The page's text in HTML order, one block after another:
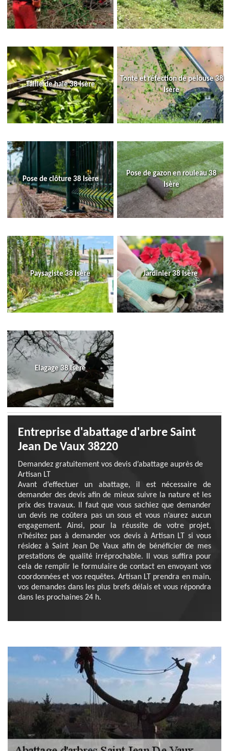
Taille de haie 38 Isère
Tonte et réfection de pelouse 38
Isère
Pose de clôture 38 Isère
Pose de gazon en rouleau 38
Isère
Paysagiste 38 Isère Jardinier 38 Isère
Elagage 38 Isère
Entreprise d'abattage d'arbre Saint
Jean De Vaux 38220
Demandez gratuitement vos devis d’abattage auprès de
Artisan LT
Avant d’effectuer un abattage, il est nécessaire de
demander des devis afin de mieux suivre la nature et les
prix des travaux. Il faut que vous sachiez que demander
un devis ne coûtera pas un sous et vous n’aurez aucun
engagement. Ainsi, pour la réussite de votre projet,
n’hésitez pas à demander vos devis à Artisan LT si vous
résidez à Saint Jean De Vaux afin de bénéficier de mes
prestations de qualité irréprochable. Il vous suffira pour
cela de remplir le formulaire de contact en envoyant vos
coordonnées et vos requêtes. Artisan LT prendra en main,
vos demandes dans les plus brefs délais et vous répondra
dans les prochaines 24 h.